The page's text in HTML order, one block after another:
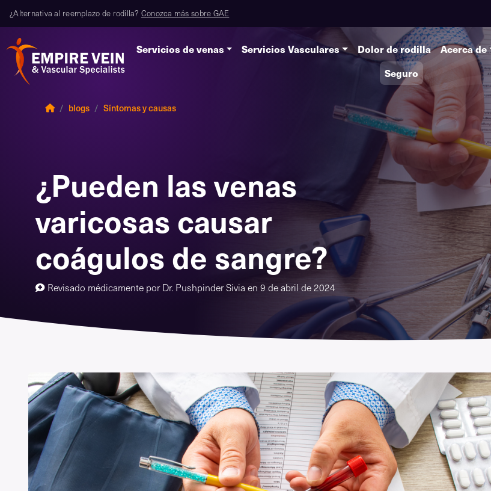
¿Alternativa al reemplazo de rodilla? Conozca más sobre GAE
Servicios de venas Servicios Vasculares Dolor de rodilla Acerca de
Seguro
blogs Síntomas y causas
¿Pueden las venas
varicosas causar
coágulos de sangre?
Revisado médicamente porDr. Pushpinder Sivia en 9 de abril de 2024